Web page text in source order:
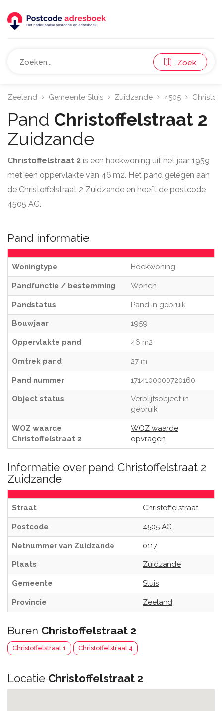
Zoek
Zeeland Gemeente Sluis Zuidzande 4505
Pand Christoffelstraat 2
Zuidzande
Christoffelstraat 2 is een hoekwoning uit het jaar 1959
met een oppervlakte van 46 m2. Het pand gelegen aan
de Christoffelstraat 2 Zuidzande en heeft de postcode
4505 AG.
Pand informatie
Woningtype Hoekwoning
Pandfunctie / bestemming Wonen
Pandstatus Pand in gebruik
Bouwjaar 1959
Oppervlakte pand 46 m2
Omtrek pand 27 m
Pand nummer 1714100000720160
Object status
Verblijfsobject in
gebruik
WOZ waarde
Christoffelstraat 2
WOZ waarde
opvragen
Informatie over pand Christoffelstraat 2
Zuidzande
Straat Christoffelstraat
Postcode 4505 AG
Netnummer van Zuidzande 0117
Plaats Zuidzande
Gemeente Sluis
Provincie Zeeland
Buren Christoffelstraat 2
Christoffelstraat 1 Christoffelstraat 4
Locatie Christoffelstraat 2